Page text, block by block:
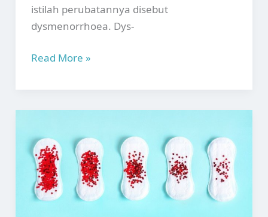
istilah perubatannya disebut
dysmenorrhoea. Dys-
Senggugut:
Simptom
dan
Read More »